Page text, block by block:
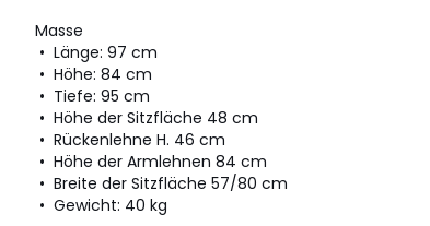
Masse
• Länge: 97 cm
• Höhe: 84 cm
• Tiefe: 95 cm
• Höhe der Sitzfläche 48 cm
• Rückenlehne H. 46 cm
• Höhe der Armlehnen 84 cm
• Breite der Sitzfläche 57/80 cm
• Gewicht: 40 kg